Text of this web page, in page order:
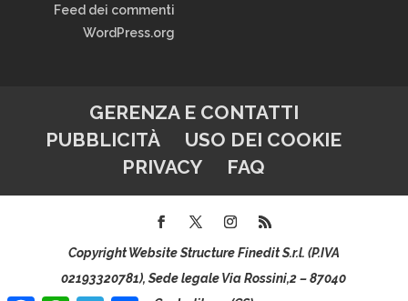
Feed dei commenti
WordPress.org
GERENZA E CONTATTI
PUBBLICITÀ
USO DEI COOKIE
PRIVACY
FAQ
Copyright Website Structure Finedit S.r.l. (P.IVA
02193320781), Sede legale Via Rossini,2 – 87040